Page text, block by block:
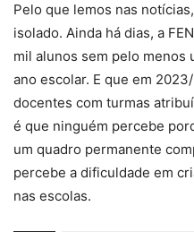
Pelo que lemos nas
isolado. Ainda há dias, a
mil alunos sem pelo menos
ano escolar. E que em
docentes com turmas
é que ninguém percebe
um quadro permanente
percebe a dificuldade em
nas escolas.